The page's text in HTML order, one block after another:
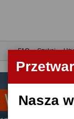
Nasza
•FAQ•Szukaj•